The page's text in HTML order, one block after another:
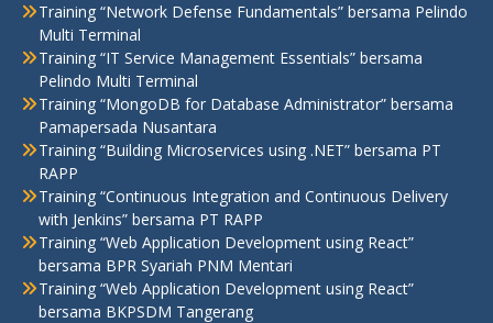
Training “Network Defense Fundamentals” bersama Pelindo
Multi Terminal
Training “IT Service Management Essentials” bersama
Pelindo Multi Terminal
Training “MongoDB for Database Administrator” bersama
Pamapersada Nusantara
Training “Building Microservices using .NET” bersama PT
RAPP
Training “Continuous Integration and Continuous Delivery
with Jenkins” bersama PT RAPP
Training “Web Application Development using React”
bersama BPR Syariah PNM Mentari
Training “Web Application Development using React”
bersama BKPSDM Tangerang